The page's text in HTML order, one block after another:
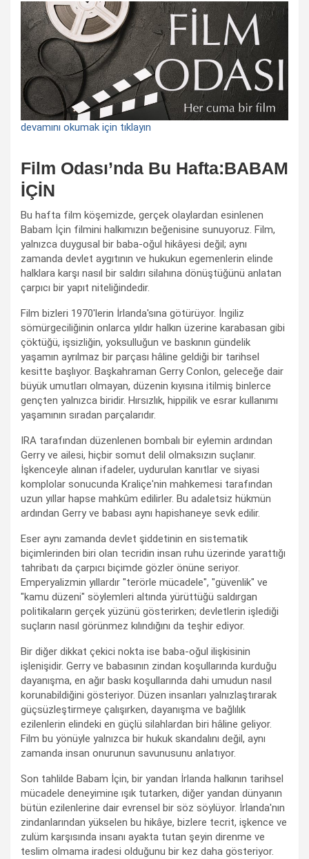
devamını okumak için tıklayın
Film Odası’nda Bu Hafta:BABAM
İÇİN
Bu hafta film köşemizde, gerçek olaylardan esinlenen
Babam İçin filmini halkımızın beğenisine sunuyoruz. Film,
yalnızca duygusal bir baba-oğul hikâyesi değil; aynı
zamanda devlet aygıtının ve hukukun egemenlerin elinde
halklara karşı nasıl bir saldırı silahına dönüştüğünü anlatan
çarpıcı bir yapıt niteliğindedir.
Film bizleri 1970'lerin İrlanda'sına götürüyor. İngiliz
sömürgeciliğinin onlarca yıldır halkın üzerine karabasan gibi
çöktüğü, işsizliğin, yoksulluğun ve baskının gündelik
yaşamın ayrılmaz bir parçası hâline geldiği bir tarihsel
kesitte başlıyor. Başkahraman Gerry Conlon, geleceğe dair
büyük umutları olmayan, düzenin kıyısına itilmiş binlerce
gençten yalnızca biridir. Hırsızlık, hippilik ve esrar kullanımı
yaşamının sıradan parçalarıdır.
IRA tarafından düzenlenen bombalı bir eylemin ardından
Gerry ve ailesi, hiçbir somut delil olmaksızın suçlanır.
İşkenceyle alınan ifadeler, uydurulan kanıtlar ve siyasi
komplolar sonucunda Kraliçe'nin mahkemesi tarafından
uzun yıllar hapse mahkûm edilirler. Bu adaletsiz hükmün
ardından Gerry ve babası aynı hapishaneye sevk edilir.
Eser aynı zamanda devlet şiddetinin en sistematik
biçimlerinden biri olan tecridin insan ruhu üzerinde yarattığı
tahribatı da çarpıcı biçimde gözler önüne seriyor.
Emperyalizmin yıllardır "terörle mücadele", "güvenlik" ve
"kamu düzeni" söylemleri altında yürüttüğü saldırgan
politikaların gerçek yüzünü gösterirken; devletlerin işlediği
suçların nasıl görünmez kılındığını da teşhir ediyor.
Bir diğer dikkat çekici nokta ise baba-oğul ilişkisinin
işlenişidir. Gerry ve babasının zindan koşullarında kurduğu
dayanışma, en ağır baskı koşullarında dahi umudun nasıl
korunabildiğini gösteriyor. Düzen insanları yalnızlaştırarak
güçsüzleştirmeye çalışırken, dayanışma ve bağlılık
ezilenlerin elindeki en güçlü silahlardan biri hâline geliyor.
Film bu yönüyle yalnızca bir hukuk skandalını değil, aynı
zamanda insan onurunun savunusunu anlatıyor.
Son tahlilde Babam İçin, bir yandan İrlanda halkının tarihsel
mücadele deneyimine ışık tutarken, diğer yandan dünyanın
bütün ezilenlerine dair evrensel bir söz söylüyor. İrlanda'nın
zindanlarından yükselen bu hikâye, bizlere tecrit, işkence ve
zulüm karşısında insanı ayakta tutan şeyin direnme ve
teslim olmama iradesi olduğunu bir kez daha gösteriyor.